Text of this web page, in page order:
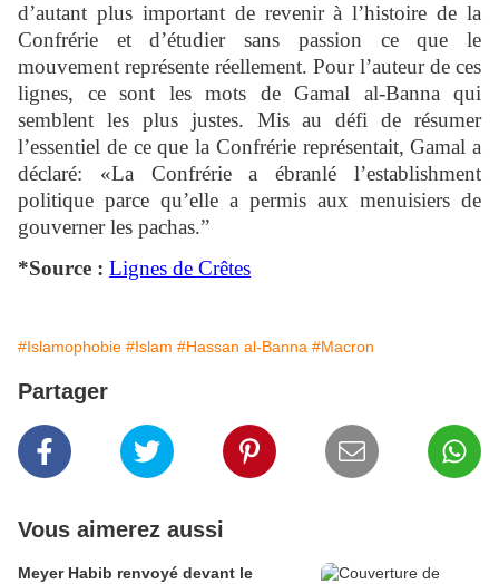
d’autant plus important de revenir à l’histoire de la
Confrérie et d’étudier sans passion ce que le
mouvement représente réellement. Pour l’auteur de ces
lignes, ce sont les mots de Gamal al-Banna qui
semblent les plus justes. Mis au défi de résumer
l’essentiel de ce que la Confrérie représentait, Gamal a
déclaré: «La Confrérie a ébranlé l’establishment
politique parce qu’elle a permis aux menuisiers de
gouverner les pachas.”
*Source : Lignes de Crêtes
#Islamophobie #Islam #Hassan al-Banna #Macron
Partager
Vous aimerez aussi
Meyer Habib renvoyé devant le